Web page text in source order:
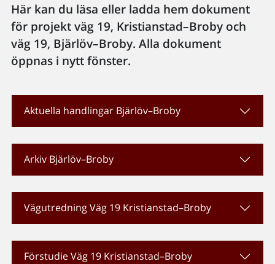
Här kan du läsa eller ladda hem dokument
för projekt väg 19, Kristianstad–Broby och
väg 19, Bjärlöv–Broby. Alla dokument
öppnas i nytt fönster.
Aktuella handlingar Bjärlöv–Broby
Arkiv Bjärlöv–Broby
Vägutredning Väg 19 Kristianstad–Broby
Förstudie Väg 19 Kristianstad–Broby